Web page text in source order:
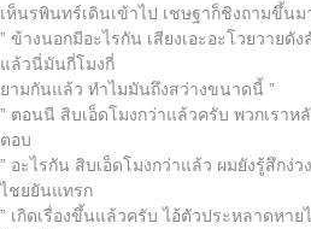
เห็นรพินทร์เดินเข้าไป เชษฐาก็ชิงถามขึ้นม
” ข้างนอกมีอะไรกัน เสียงเอะอะโวยวายดั
แล้วนี่มันกี่โมงกี่
ยามกันแล้ว ทำไมมันถึงสว่างขนาดนี้ ”
” ตอนนี สิบเอ็ดโมงกว่าแล้วครับ พวกเราห
ตอบ
” อะไรกัน สิบเอ็ดโมงกว่าแล้ว ผมยังรู้สึกง่ว
ไชยยันแทรก
” เกิดเรื่องขึ้นแล้วครับ ไอ้ตัวประหลาดหา